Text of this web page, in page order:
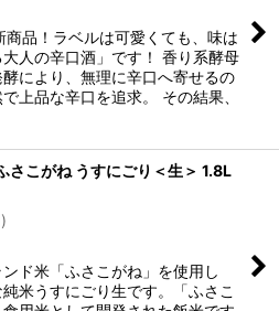
品！ラベルは可愛くても、味は
大人の辛口酒」です！ 香り系酵母
により、無理に辛口へ寄せるの
上品な辛口を追求。 その結果、
さこがね うすにごり＜生＞ 1.8L
)
ド米「ふさこがね」を使用し
米うすにごり生です。「ふさこ